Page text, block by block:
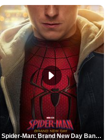
Spider-Man: Brand New Day Bande-annonce VO STFR